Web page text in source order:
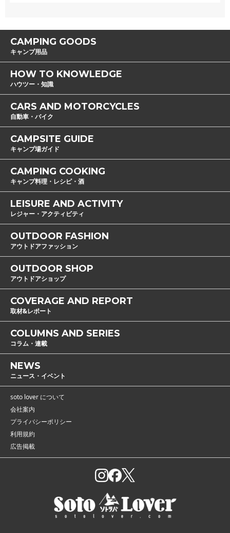
CAMPING GOODS
キャンプ用品
HOW TO KNOWLEDGE
ハウツー・知識
CARS AND MOTORCYCLES
自動車・バイク
CAMPSITE GUIDE
キャンプ場ガイド
CAMPING COOKING
キャンプ料理・レシピ・酒
LEISURE AND ACTIVITY
レジャー・アクティビティ
OUTDOOR FASHION
アウトドアファッション
OUTDOOR SHOP
アウトドアショップ
COVERAGE AND REPORT
取材&レポート
COLUMNS AND SERIES
コラム・連載
NEWS
ニュース・イベント
soto lover について
会社案内
プライバシーポリシー
利用規約
広告掲載